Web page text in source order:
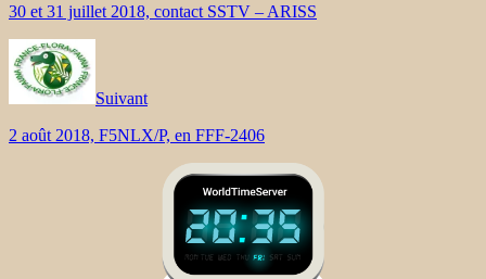
30 et 31 juillet 2018, contact SSTV – ARISS
Suivant
2 août 2018, F5NLX/P, en FFF-2406